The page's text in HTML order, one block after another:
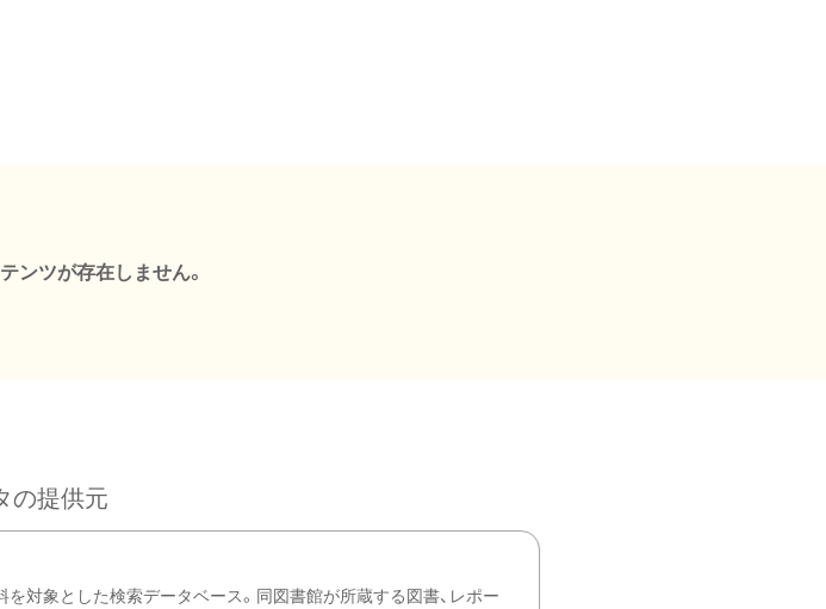
ンツが存在しません。
の提供元
対象とした検索データベース。同図書館が所蔵する図書、レポー